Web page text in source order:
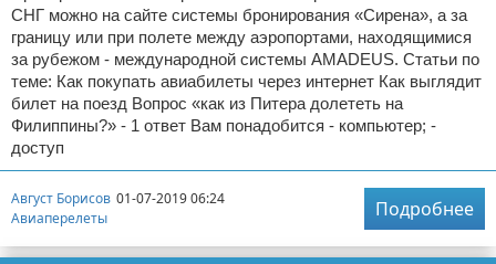
СНГ можно на сайте системы бронирования «Сирена», а за
границу или при полете между аэропортами, находящимися
за рубежом - международной системы AMADEUS. Статьи по
теме: Как покупать авиабилеты через интернет Как выглядит
билет на поезд Вопрос «как из Питера долететь на
Филиппины?» - 1 ответ Вам понадобится - компьютер; -
доступ
Август Борисов 01-07-2019 06:24
Авиаперелеты
Подробнее